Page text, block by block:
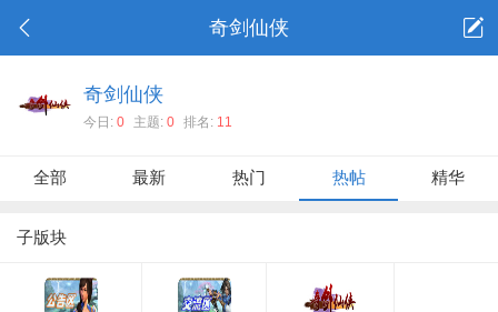
奇剑仙侠
奇剑仙侠
今日: 0 主题: 0 排名: 11
全部 最新 热门 热帖 精华
子版块